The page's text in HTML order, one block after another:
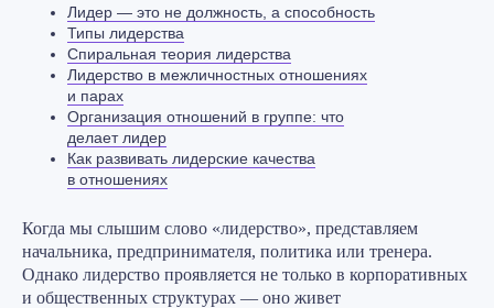
Лидер — это не должность, а способность
Типы лидерства
Спиральная теория лидерства
Лидерство в межличностных отношениях
и парах
Организация отношений в группе: что
делает лидер
Как развивать лидерские качества
в отношениях
Когда мы слышим слово «лидерство», представляем
начальника, предпринимателя, политика или тренера.
Однако лидерство проявляется не только в корпоративных
и общественных структурах — оно живет